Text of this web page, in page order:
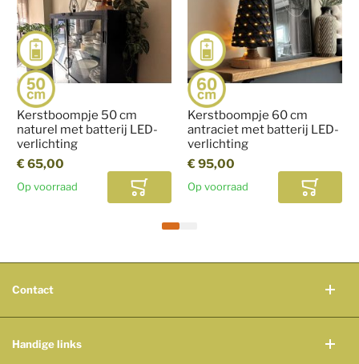
Kerstboompje 50 cm
naturel met batterij LED-
verlichting
€ 65,00
Op voorraad In winkelwagen
Kerstboompje 60 cm
antraciet met batterij LED-
verlichting
€ 95,00
Op voorraad In
Contact
Handige links